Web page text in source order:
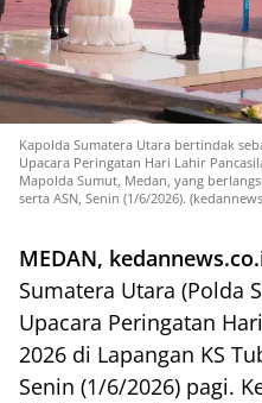
Kapolda Sumatera Utara bertindak
Upacara Peringatan Hari Lahir
Mapolda Sumut, Medan, yang
serta ASN, Senin (1/6/2026).
MEDAN,
Sumatera Utara (Polda
Upacara Peringatan
2026 di Lapangan KS
Senin (1/6/2026) pagi.